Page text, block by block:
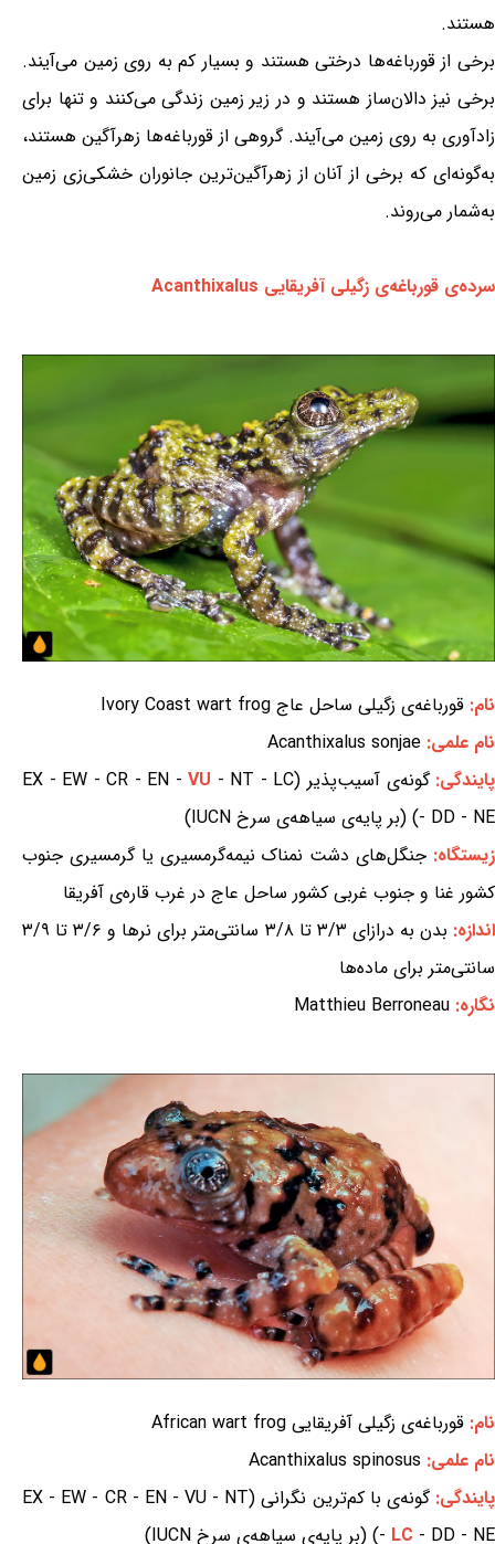
هستند.
برخی از قورباغه‌ها درختی هستند و بسیار کم به روی زمین می‌آیند.
برخی نیز دالان‌ساز هستند و در زیر زمین زندگی می‌کنند و تنها برای
زادآوری به روی زمین می‌آیند. گروهی از قورباغه‌ها زهرآگین هستند،
به‌گونه‌ای که برخی از آنان از زهرآگین‌ترین جانوران خشکی‌زی زمین
به‌شمار می‌روند.
سرده‌ی قورباغه‌ی زگیلی آفریقایی Acanthixalus
نام: قورباغه‌ی زگیلی ساحل عاج Ivory Coast wart frog
نام علمی: Acanthixalus sonjae
پایندگی:گونه‌ی آسیب‌پذیر (EX - EW - CR - EN - VU - NT - LC
- DD - NE) (بر پایه‌ی سیاهه‌ی سرخ IUCN)
زیستگاه: جنگل‌های دشت نمناک نیمه‌گرمسیری یا گرمسیری جنوب
کشور غنا و جنوب غربی کشور ساحل عاج در غرب قاره‌ی آفریقا
اندازه:
بدن به درازای ۳/۳ تا ۳/۸ سانتی‌متر برای نرها و ۳/۶ تا ۳/۹
سانتی‌متر برای ماده‌ها
نگاره: Matthieu Berroneau
نام: قورباغه‌ی زگیلی آفریقایی African wart frog
نام علمی: Acanthixalus spinosus
پایندگی:
گونه‌ی با کم‌ترین نگرانی (EX - EW - CR - EN - VU - NT
- LC - DD - NE) (بر پایه‌ی سیاهه‌ی سرخ IUCN)